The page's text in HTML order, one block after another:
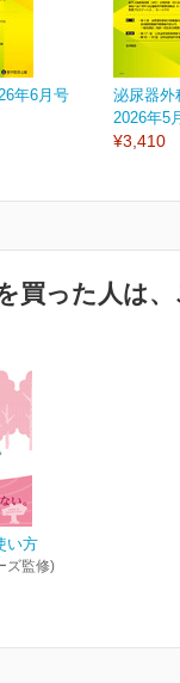
年6月号
泌尿器外
2026年5
¥3,410
買った人は
い方
ズ監修)